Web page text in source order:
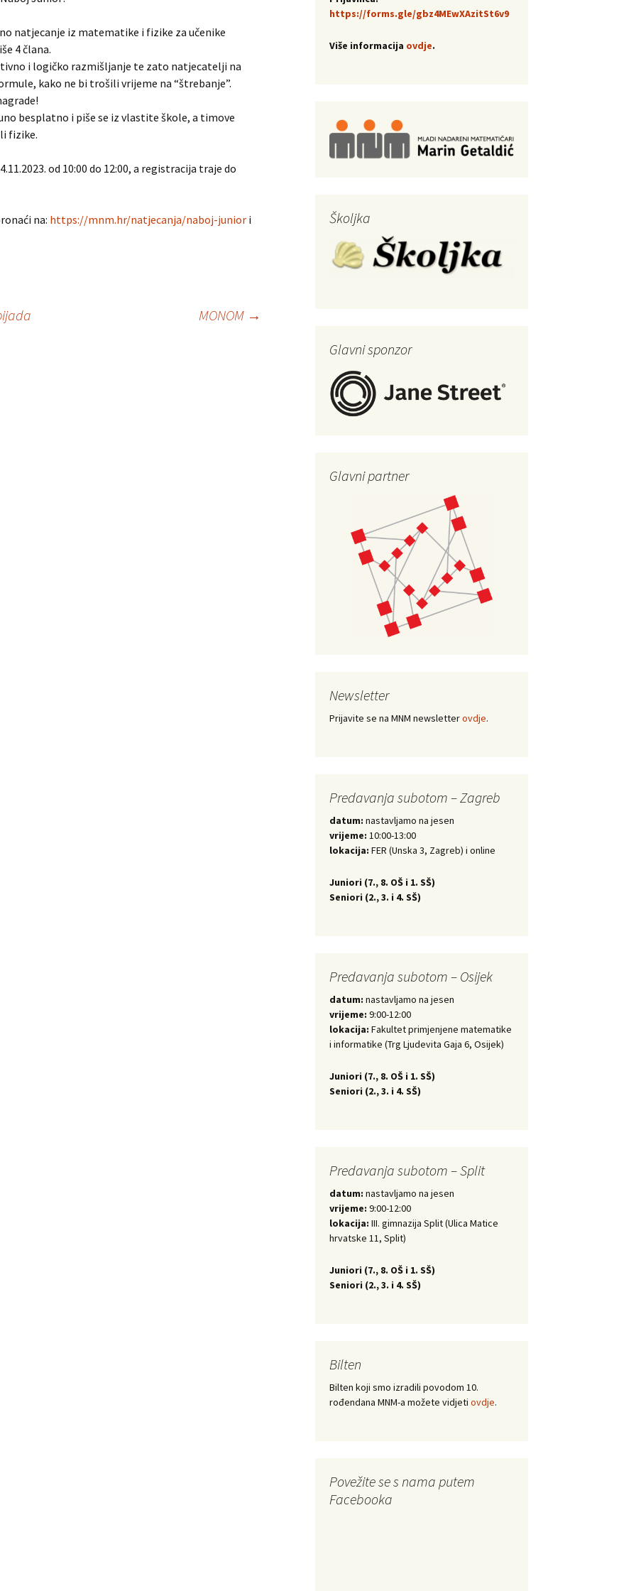
natjecanje iz matematike i fizike za učenike
4 člana.
i logičko razmišljanje te zato natjecatelji na
kako ne bi trošili vrijeme na “štrebanje”.
besplatno i piše se iz vlastite škole, a timove
fizike.
od 10:00 do 12:00, a registracija traje do
na: https://mnm.hr/natjecanja/naboj-junior i
MONOM →
https://forms.gle/gbz4MEwXAzitSt6v9
Više informacija ovdje.
Školjka
Glavni sponzor
Glavni partner
Newsletter
Prijavite se na MNM newsletterovdje.
Predavanja subotom – Zagreb
datum: nastavljamo na jesen
vrijeme: 10:00-13:00
lokacija: FER (Unska 3, Zagreb) i online
Juniori (7., 8. OŠ i 1. SŠ)
Seniori (2., 3. i 4. SŠ)
Predavanja subotom – Osijek
datum: nastavljamo na jesen
vrijeme: 9:00-12:00
lokacija: Fakultet primjenjene matematike
i informatike (Trg Ljudevita Gaja 6, Osijek)
Juniori (7., 8. OŠ i 1. SŠ)
Seniori (2., 3. i 4. SŠ)
Predavanja subotom – Split
datum: nastavljamo na jesen
vrijeme: 9:00-12:00
lokacija: III. gimnazija Split (Ulica Matice
hrvatske 11, Split)
Juniori (7., 8. OŠ i 1. SŠ)
Seniori (2., 3. i 4. SŠ)
Bilten
Bilten koji smo izradili povodom 10.
rođendana MNM-a možete vidjeti ovdje.
Povežite se s nama putem
Facebooka